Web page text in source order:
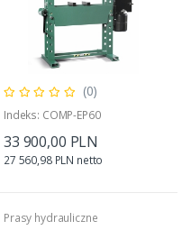
(0)
Indeks: COMP-EP60
33 900,00 PLN
27 560,98 PLN netto
Prasy hydrauliczne